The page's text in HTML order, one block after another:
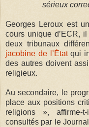
sérieux
Georges Leroux est
cours unique d’ECR,
deux tribunaux
jacobine de l’Étatqui
des autres doivent
religieux.
Au secondaire, le
place aux positions
religions », affirme-
consultés par le